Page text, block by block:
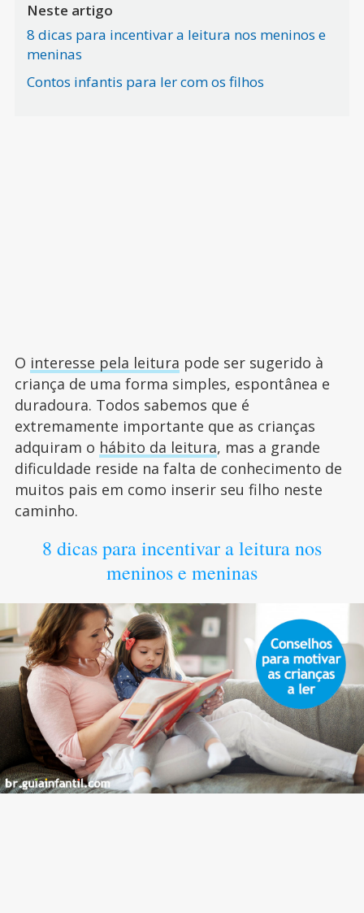
Neste artigo
8 dicas para incentivar a leitura nos meninos e
meninas
Contos infantis para ler com os filhos
O interesse pela leitura pode ser sugerido à
criança de uma forma simples, espontânea e
duradoura. Todos sabemos que é
extremamente importante que as crianças
adquiram o hábito da leitura, mas a grande
dificuldade reside na falta de conhecimento de
muitos pais em como inserir seu filho neste
caminho.
8 dicas para incentivar a leitura nos
meninos e meninas